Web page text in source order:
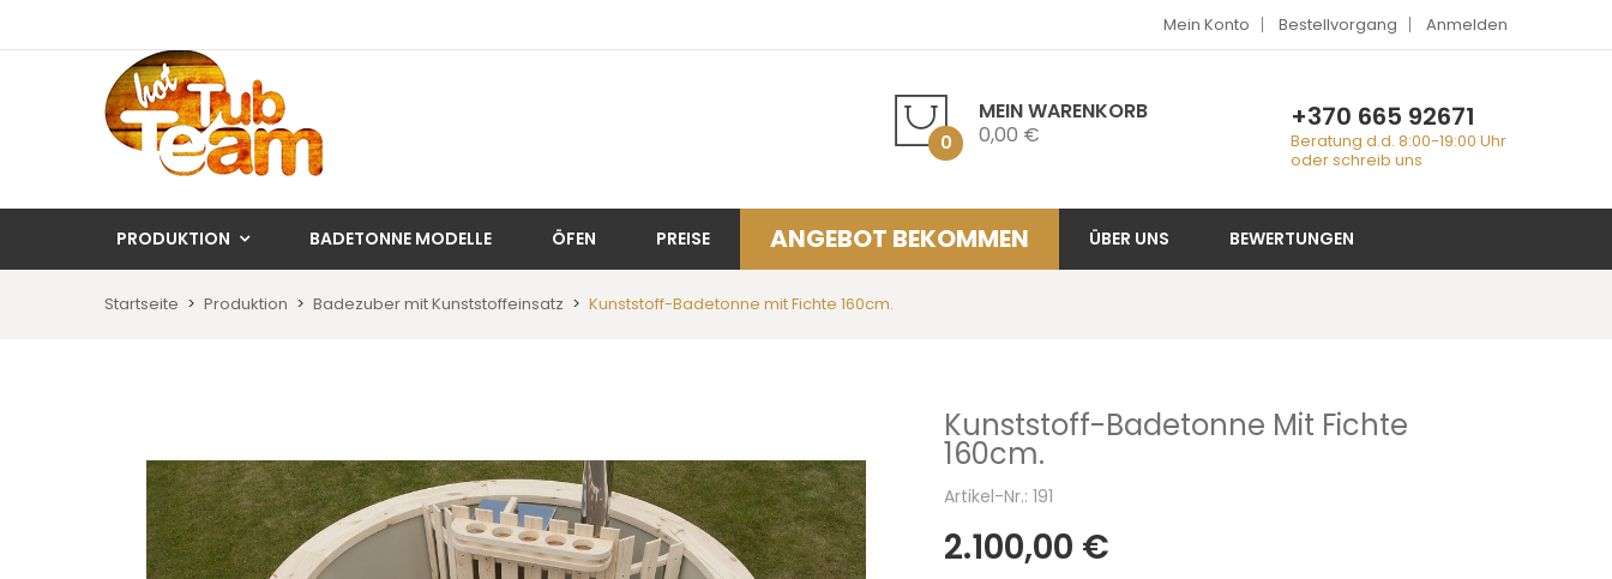
Mein Konto Bestellvorgang Anmelden
MEIN WARENKORB
0 0,00 €
+370 665 92671
Beratung d.d. 8:00-19:00 Uhr
oder schreib uns
PRODUKTION BADETONNE MODELLE ÖFEN PREISE ANGEBOT BEKOMMEN ÜBER UNS BEWERTUNGEN
Startseite Produktion Badezuber mit Kunststoffeinsatz Kunststoff-Badetonne mit Fichte 160cm.
Kunststoff-Badetonne Mit Fichte
160cm.
Artikel-Nr.: 191
2.100,00 €